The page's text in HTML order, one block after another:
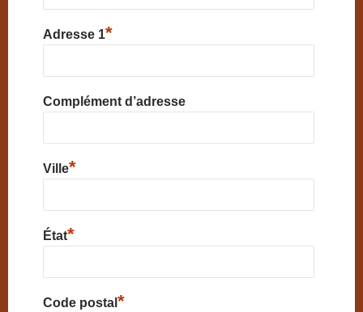
Adresse 1*
Complément d’adresse
Ville*
État*
Code postal *